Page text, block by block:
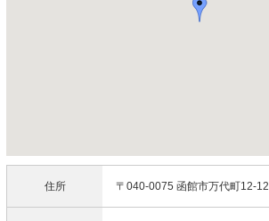
住所 〒040-0075 函館市万代町12-12